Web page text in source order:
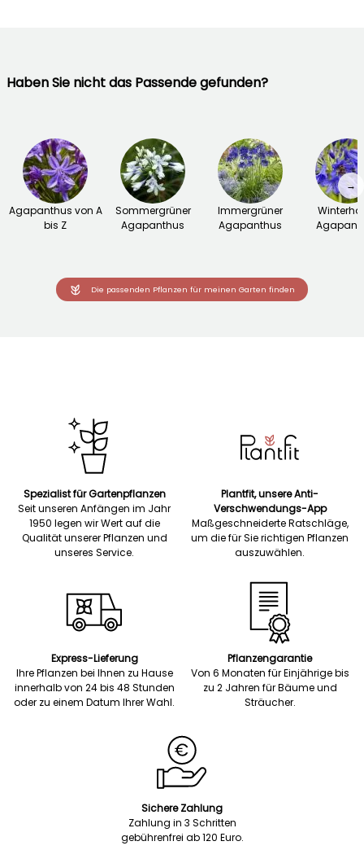
Haben Sie nicht das Passende gefunden?
Agapanthus von A
bis Z
Sommergrüner
Agapanthus
Immergrüner
Agapanthus
→
Die passenden Pflanzen für meinen Garten finden
Spezialist für Gartenpflanzen
Seit unseren Anfängen im Jahr
1950 legen wir Wert auf die
Qualität unserer Pflanzen und
unseres Service.
Plantfit, unsere Anti-
Verschwendungs-App
Maßgeschneiderte Ratschläge,
um die für Sie richtigen Pflanzen
auszuwählen.
Express-Lieferung
Ihre Pflanzen bei Ihnen zu Hause
innerhalb von 24 bis 48 Stunden
oder zu einem Datum Ihrer Wahl.
Pflanzengarantie
Von 6 Monaten für Einjährige bis
zu 2 Jahren für Bäume und
Sträucher.
Sichere Zahlung
Zahlung in 3 Schritten
gebührenfrei ab 120 Euro.